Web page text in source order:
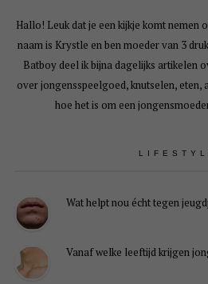
Hallo! Leuk dat je een kijkje komt nemen
naam is Krystle en ben moeder van 3
Batboy deel ik bijna dagelijks artikelen
over jongensspeelgoed, knutselen, eten,
hoe het is om een
Wat helpt nou écht tegen
Vanaf welke leeftijd krijgen